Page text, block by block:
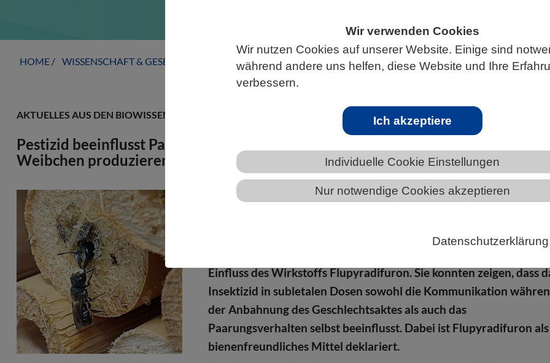
Wir verwenden Cookies
Wir nutzen Cookies auf unserer Website. Einige sind
während andere uns helfen, diese Website und Ihre
verbessern.
Ich akzeptiere
Individuelle Cookie Einstellungen
Nur notwendige Cookies akzeptieren
Datenschutzerklärung
HOME WISSENSCHAFT & GESELLSCHAFT AKTUELLES
AKTUELLES AUS DEN BIOWISSENSCHAFTEN
Pestizid beeinflusst Paarungsverhalten von Wildbienen: Männchen werben
Weibchen produzieren weniger Pheromone
Biologen der Universität Ulm haben in einer neuen Studie
Wildbienen auswirken. Die Wissenschaftler vom Institut für
Einfluss des Wirkstoffs Flupyradifuron. Sie konnten zeigen, dass
Insektizid in subletalen Dosen sowohl die Kommunikation
der Anbahnung des Geschlechtsaktes als auch das
Paarungsverhalten selbst beeinflusst. Dabei ist Flupyradifuron als
bienenfreundliches Mittel deklariert.